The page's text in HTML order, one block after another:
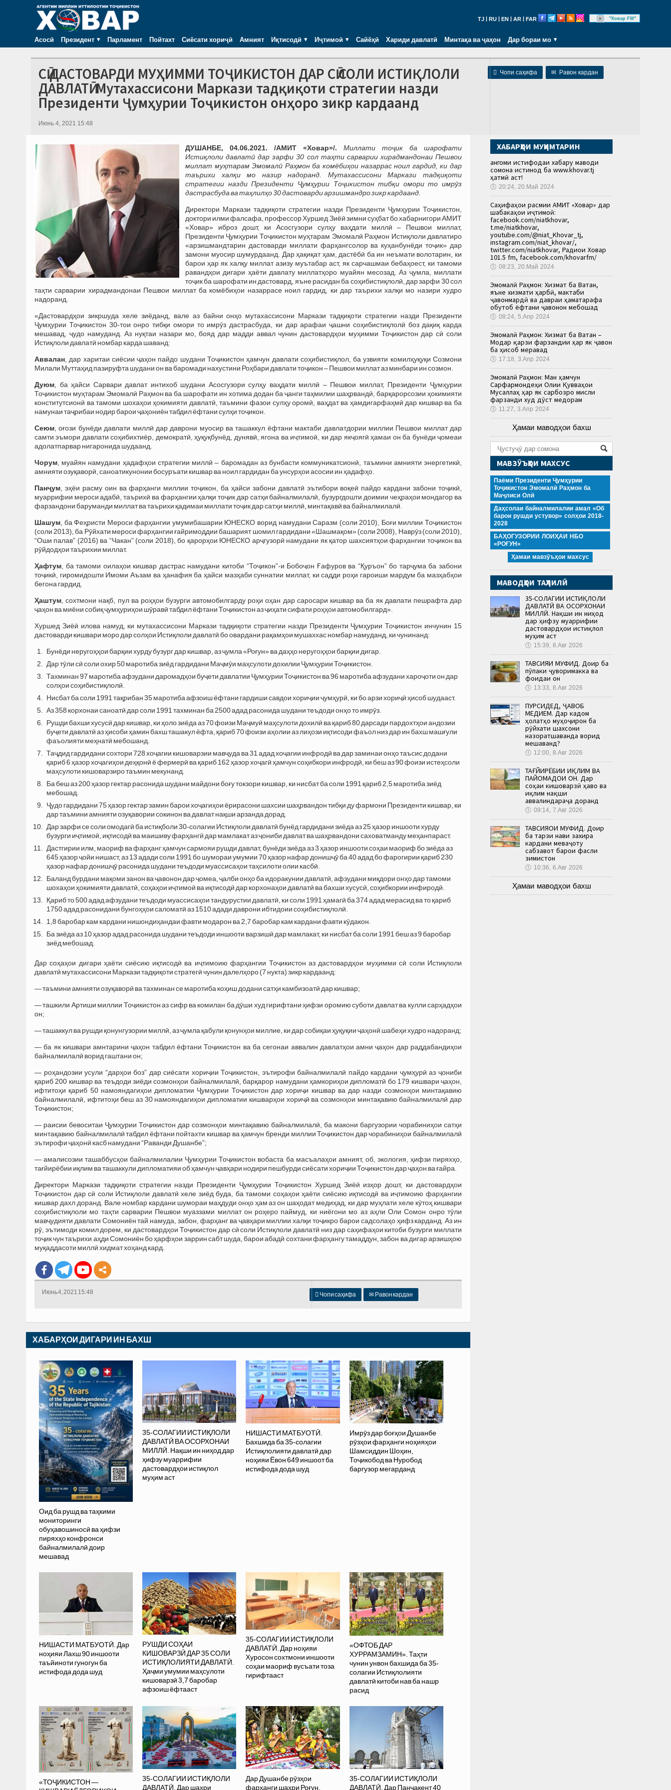
TJ RU EN AR FAR "Ховар FM"
Асосӣ Президент Парламент Пойтахт Сиёсати хориҷӣ Амният Иқтисодӣ Иҷтимоӣ Сайёҳӣ Хариди давлатӣ Минтақа ва ҷаҳон Дар бораи мо
 Чопи саҳифа ✉ Равон кардан
СӢ ДАСТОВАРДИ МУҲИММИ ТОҶИКИСТОН ДАР СӢ СОЛИ ИСТИҚЛОЛИ
ДАВЛАТӢ. Мутахассисони Маркази тадқиқоти стратегии назди
Президенти Ҷумҳурии Тоҷикистон онҳоро зикр кардаанд
Июнь 4, 2021 15:48
ДУШАНБЕ, 04.06.2021. /АМИТ «Ховар»/.
Миллати тоҷик ба шарофати
Истиқлоли давлатӣ дар зарфи 30 сол таҳти сарварии хирадмандонаи Пешвои
миллат муҳтарам Эмомалӣ Раҳмон ба комёбиҳои назаррас ноил гардид, ки дар
таърихи халқи мо назир надоранд. Мутахассисони Маркази тадқиқоти
стратегии назди Президенти Ҷумҳурии Тоҷикистон тибқи омори то имрӯз
дастрасбуда ва таҳлилҳо 30 дастоварди арзишмандро зикр кардаанд.
Директори Маркази тадқиқоти стратегии назди Президенти Ҷумҳурии Тоҷикистон,
доктори илми фалсафа, профессор Хуршед Зиёӣ зимни суҳбат бо хабарнигори АМИТ
«Ховар» иброз дошт, ки Асосгузори сулҳу ваҳдати миллӣ – Пешвои миллат,
Президенти Ҷумҳурии Тоҷикистон муҳтарам Эмомалӣ Раҳмон Истиқлоли давлатиро
«арзишмандтарин дастоварди миллати фарҳангсолор ва куҳанбунёди тоҷик» дар
замони муосир шумурдаанд. Дар ҳақиқат ҳам, дастёбӣ ба ин неъмати волотарин, ки
барои ҳар як халқу миллат азизу муътабар аст, як сарчашмаи бебаҳоест, ки тамоми
равандҳои дигари ҳаёти давлату миллатҳоро муайян месозад. Аз ҷумла, миллати
тоҷик ба шарофати ин дастовард, яъне расидан ба соҳибистиқлолӣ, дар зарфи 30 сол
таҳти сарварии хирадмандонаи Пешвои миллат ба комёбиҳои назаррасе ноил гардид, ки дар таърихи халқи мо назири худро
надоранд.
«Дастовардҳои зикршуда хеле зиёданд, вале аз байни онҳо мутахассисони Маркази тадқиқоти стратегии назди Президенти
Ҷумҳурии Тоҷикистон 30-тои онро тибқи омори то имрӯз дастрасбуда, ки дар арафаи ҷашни соҳибистиқлолӣ боз дақиқ карда
мешавад, ҷудо намуданд. Аз нуқтаи назари мо, бояд дар мадди аввал чунин дастовардҳои муҳимми Тоҷикистон дар сӣ соли
Истиқлоли давлатӣ номбар карда шаванд:
Аввалан , дар харитаи сиёсии ҷаҳон пайдо шудани Тоҷикистон ҳамчун давлати соҳибистиқлол, ба узвияти комилҳуқуқи Созмони
Милали Муттаҳид пазируфта шудани он ва баромади нахустини Роҳбари давлати тоҷикон – Пешвои миллат аз минбари ин созмон.
Дуюм , ба ҳайси Сарвари давлат интихоб шудани Асосгузори сулҳу ваҳдати миллӣ – Пешвои миллат, Президенти Ҷумҳурии
Тоҷикистон муҳтарам Эмомалӣ Раҳмон ва ба шарофати ин хотима додан ба ҷанги таҳмилии шаҳрвандӣ, барқарорсозии ҳокимияти
конститутсионӣ ва тамоми шохаҳои ҳокимияти давлатӣ, таъмини фазои сулҳу оромӣ, ваҳдат ва ҳамдигарфаҳмӣ дар кишвар ва ба
намунаи таҷрибаи нодир барои ҷаҳониён табдил ёфтани сулҳи тоҷикон.
Сеюм , оғози бунёди давлати миллӣ дар даврони муосир ва ташаккул ёфтани мактаби давлатдории миллии Пешвои миллат дар
самти эъмори давлати соҳибихтиёр, демократӣ, ҳуқуқбунёд, дунявӣ, ягона ва иҷтимоӣ, ки дар якҷоягӣ ҳамаи он ба бунёди ҷомеаи
адолатпарвар нигаронида шудаанд.
Чорум , муайян намудани ҳадафҳои стратегии миллӣ – баромадан аз бунбасти коммуникатсионӣ, таъмини амнияти энергетикӣ,
амнияти озуқаворӣ, саноатикунонии босуръати кишвар ва ноил гардидан ба унсурҳои асосии ин ҳадафҳо.
Панҷум , эҳёи расму оин ва фарҳанги миллии тоҷикон, ба ҳайси забони давлатӣ эътибори воқеӣ пайдо кардани забони тоҷикӣ,
муаррифии мероси адабӣ, таърихӣ ва фарҳангии ҳалқи тоҷик дар сатҳи байналмилалӣ, бузургдошти доимии чеҳраҳои мондагор ва
фарзандони баруманди миллат ва таърихи қадимаи миллати тоҷик дар сатҳи миллӣ, минтақавӣ ва байналмилалӣ.
Шашум , ба Феҳристи Мероси фарҳангии умумибашарии ЮНЕСКО ворид намудани Саразм (соли 2010), Боғи миллии Тоҷикистон
(соли 2013), ба Рӯйхати мероси фарҳангии ғайримоддии башарият шомил гардидани «Шашмақом» (соли 2008), Наврӯз (соли 2010),
“Оши палав” (2016) ва “Чакан” (соли 2018), бо қарорҳои ЮНЕСКО арҷгузорӣ намудани як қатор шахсиятҳои фарҳангии тоҷикон ва
рӯйдодҳои таърихии миллат.
Ҳафтум , ба тамоми оилаҳои кишвар дастрас намудани китоби “Тоҷикон”-и Бобоҷон Ғафуров ва “Қуръон” бо тарҷума ба забони
тоҷикӣ, гиромидошти Имоми Аъзам ва ҳанафия ба ҳайси мазҳаби суннатии миллат, ки садди роҳи гароиши мардум ба мазҳабҳои
бегона гардид.
Ҳаштум , сохтмони нақб, пул ва роҳҳои бузурги автомобилгарду роҳи оҳан дар саросари кишвар ва ба як давлати пешрафта дар
ҷаҳон ва миёни собиқ ҷумҳуриҳои шӯравӣ табдил ёфтани Тоҷикистон аз ҷиҳати сифати роҳҳои автомобилгард».
Хуршед Зиёӣ илова намуд, ки мутахассисони Маркази тадқиқоти стратегии назди Президенти Ҷумҳурии Тоҷикистон инчунин 15
дастоварди кишвари моро дар солҳои Истиқлоли давлатӣ бо овардани рақамҳои мушаххас номбар намуданд, ки чунинанд:
Бунёди неругоҳҳои барқии хурду бузург дар кишвар, аз ҷумла «Роғун» ва даҳҳо неругоҳҳои барқии дигар.
Дар тӯли сӣ соли охир 50 маротиба зиёд гардидани Маҷмӯи маҳсулоти дохилии Ҷумҳурии Тоҷикистон.
Тахминан 97 маротиба афзудани даромадҳои буҷети давлатии Ҷумҳурии Тоҷикистон ва 96 маротиба афзудани хароҷоти он дар
солҳои соҳибистиқлолӣ.
Нисбат ба соли 1991 тақрибан 35 маротиба афзоиш ёфтани гардиши савдои хориҷии ҷумҳурӣ, ки бо арзи хориҷӣ ҳисоб шудааст.
Аз 358 корхонаи саноатӣ дар соли 1991 тахминан ба 2500 адад расонида шудани теъдоди онҳо то имрӯз.
Рушди бахши хусусӣ дар кишвар, ки ҳоло зиёда аз 70 фоизи Маҷмуӣ маҳсулоти дохилӣ ва қариб 80 дарсади пардохтҳои андозии
буҷети давлатӣ аз ҳисоби ҳамин бахш ташакул ёфта, қариб 70 фоизи аҳолии аз лиҳози иқтисоди фаъол низ дар ин бахш машғули
фаъолияти меҳнатӣ мебошанд.
Таҷдид гардидани сохтори 728 хоҷагии кишоварзии мавҷуда ва 31 адад хоҷагии инфродӣ ва дар заминаи онҳо таъсис додани
қариб 6 ҳазор хоҷагиҳои деҳқонӣ ё фермерӣ ва қариб 162 ҳазор хоҷагӣ ҳамчун соҳибкори инфродӣ, ки беш аз 90 фоизи истеҳсоли
маҳсулоти кишоварзиро таъмин мекунанд.
Ба беш аз 200 ҳазор гектар расонида шудани майдони боғу токзори кишвар, ки нисбат ба соли 1991 қариб 2,5 маротиба зиёд
мебошад.
Ҷудо гардидани 75 ҳазор гектар замин барои хоҷагиҳои ёрирасони шахсии шаҳрвандон тибқи ду фармони Президенти кишвар, ки
дар таъмини амнияти озуқавории сокинон ва давлат нақши арзанда дорад.
Дар зарфи се соли омодагӣ ба истиқболи 30-солагии Истиқлоли давлатӣ бунёд гардидани зиёда аз 25 ҳазор иншооти хурду
бузурги иҷтимоӣ, иқтисодӣ ва маишиву фарҳангӣ дар мамлакат аз ҷониби давлат ва шаҳрвандони саховатманду меҳанпараст.
Дастгирии илм, маориф ва фарҳанг ҳамчун сармояи рушди давлат, бунёди зиёда аз 3 ҳазор иншооти соҳаи маориф бо зиёда аз
645 ҳазор ҷойи нишаст, аз 13 адади соли 1991 бо шумораи умумии 70 ҳазор нафар донишҷӯ ба 40 адад бо фарогирии қариб 230
ҳазор нафар донишҷӯ расонида шудани теъдоди муассисаҳои таҳсилоти олии касбӣ.
Баланд бурдани мақоми занон ва ҷавонон дар ҷомеа, ҷалби онҳо ба идоракунии давлатӣ, афзудани миқдори онҳо дар тамоми
шохаҳои ҳокимияти давлатӣ, соҳаҳои иҷтимоӣ ва иқтисодӣ дар корхонаҳои давлатӣ ва бахши хусусӣ, соҳибкории инфиродӣ.
Қариб то 500 адад афзудани теъдоди муассисаҳои тандурустии давлатӣ, ки соли 1991 ҳамагӣ ба 374 адад мерасид ва то қариб
1750 адад расонидани бунгоҳҳои саломатӣ аз 1510 адади даврони ибтидоии соҳибистиқлолӣ.
1,8 баробар кам кардани нишондиҳандаи фавти модарон ва 2,7 баробар кам кардани фавти кӯдакон.
Ба зиёда аз 10 ҳазор адад расонида шудани теъдоди иншооти варзишӣ дар мамлакат, ки нисбат ба соли 1991 беш аз 9 баробар
зиёд мебошад.
Дар соҳаҳои дигари ҳаёти сиёсию иқтисодӣ ва иҷтимоию фарҳангии Тоҷикистон аз дастовардҳои муҳимми сӣ соли Истиқлоли
давлатӣ мутахассисони Маркази тадқиқоти стратегӣ чунин далелҳоро (7 нукта) зикр кардаанд:
— таъмини амнияти озуқаворӣ ва тахминан се маротиба коҳиш додани сатҳи камбизоатӣ дар кишвар;
— ташкили Артиши миллии Тоҷикистон аз сифр ва комилан ба дӯши худ гирифтани ҳифзи оромию суботи давлат ва кулли сарҳадҳои
он;
— ташаккул ва рушди қонунгузории миллӣ, аз ҷумла қабули қонунҳои миллие, ки дар собиқаи ҳуқуқии ҷаҳонӣ шабеҳи худро надоранд;
— ба як кишвари амнтарини ҷаҳон табдил ёфтани Тоҷикистон ва ба сегонаи аввалин давлатҳои амни ҷаҳон дар раддабандиҳои
байналмилалӣ ворид гаштани он;
— роҳандозии усули “дарҳои боз” дар сиёсати хориҷии Тоҷикистон, эътирофи байналмилалӣ пайдо кардани ҷумҳурӣ аз ҷониби
қариб 200 кишвар ва теъдоди зиёди созмонҳои байналмилалӣ, барқарор намудани ҳамкориҳои дипломатӣ бо 179 кишвари ҷаҳон,
ифтитоҳи қариб 50 намояндагиҳои дипломатии Ҷумҳурии Тоҷикистон дар хориҷи кишвар ва дар назди созмонҳои минтақавию
байналмилалӣ, ифтитоҳи беш аз 30 намояндагиҳои дипломатии кишварҳои хориҷӣ ва созмонҳои минтақавию байналмилалӣ дар
Тоҷикистон;
— раисии бевоситаи Ҷумҳурии Тоҷикистон дар созмонҳои минтақавию байналмилалӣ, ба макони баргузории чорабиниҳои сатҳи
минтақавию байналмилалӣ табдил ёфтани пойтахти кишвар ва ҳамчун бренди миллии Тоҷикистон дар чорабиниҳои байналмилалӣ
эътирофи ҷаҳонӣ касб намудани “Раванди Душанбе”;
— амалисозии ташаббусҳои байналмилалии Ҷумҳурии Тоҷикистон вобаста ба масъалаҳои амният, об, экология, ҳифзи пиряхҳо,
тағйирёбии иқлим ва ташаккули дипломатияи об ҳамчун ҷавҳари нодири пешбурди сиёсати хориҷии Тоҷикистон дар ҷаҳон ва ғайра.
Директори Маркази тадқиқоти стратегии назди Президенти Ҷумҳурии Тоҷикистон Хуршед Зиёӣ изҳор дошт, ки дастовардҳои
Тоҷикистон дар сӣ соли Истиқлоли давлатӣ хеле зиёд буда, ба тамоми соҳаҳои ҳаёти сиёсию иқтисодӣ ва иҷтимоию фарҳангии
кишвар дахл доранд. Вале номбар кардани шумораи маҳдуди онҳо ҳам аз он шаҳодат медиҳад, ки дар муҳлати хеле кӯтоҳ кишвари
соҳибистиқлоли мо таҳти сарварии Пешвои муаззами миллат он роҳеро паймуд, ки ниёгони мо аз аҳли Оли Сомон онро тӯли
мавҷудияти давлати Сомониён тай намуда, забон, фарҳанг ва ҷавҳари миллии халқи тоҷикро барои садсолаҳо ҳифз карданд. Аз ин
рӯ, эътимоди комил дорем, ки дастовардҳои Тоҷикистон дар сӣ соли Истиқлоли давлатӣ низ дар саҳифаҳои китоби бузурги миллати
тоҷик чун таърихи аҳди Сомониён бо ҳарфҳои заррин сабт шуда, барои абадӣ сохтани фарҳангу тамаддун, забон ва дигар арзишҳою
муқаддасоти миллӣ хидмат хоҳанд кард.
 Чопи саҳифа ✉ Равон кардан
Июнь 4, 2021 15:48
ХАБАРҲОИ ДИГАРИ ИН БАХШ
Оид ба рушд ва таҳкими
мониторинги
обуҳавошиносӣ ва ҳифзи
пиряхҳо конфронси
байналмилалӣ доир
мешавад
35-СОЛАГИИ ИСТИҚЛОЛИ
ДАВЛАТӢ ВА ОСОРХОНАИ
МИЛЛӢ. Нақши ин ниҳод дар
ҳифзу муаррифии
дастовардҳои истиқлол
муҳим аст
НИШАСТИ МАТБУОТӢ.
Бахшида ба 35-солагии
Истиқлолияти давлатӣ дар
ноҳияи Ёвон 649 иншоот ба
истифода дода шуд
Имрӯз дар боғҳои Душанбе
рӯзҳои фарҳанги ноҳияҳои
Шамсиддин Шоҳин,
Тоҷикобод ва Нуробод
баргузор мегарданд
НИШАСТИ МАТБУОТӢ. Дар
ноҳияи Лахш 90 иншооти
таъйиноти гуногун ба
истифода дода шуд
РУШДИ СОҲАИ
КИШОВАРЗӢ ДАР 35 СОЛИ
ИСТИҚЛОЛИЯТИ ДАВЛАТӢ.
Ҳаҷми умумии маҳсулоти
кишоварзӣ 3,7 баробар
афзоиш ёфтааст
35-СОЛАГИИ ИСТИҚЛОЛИ
ДАВЛАТӢ. Дар ноҳияи
Хуросон сохтмони иншооти
соҳаи маориф вусъати тоза
гирифтааст
«ОФТОБ ДАР
ХУРРАМЗАМИН». Таҳти
чунин унвон бахшида ба 35-
солагии Истиқлолияти
давлатӣ китоби нав ба нашр
расид
«ТОҶИКИСТОН —
35-СОЛАГИИ ИСТИҚЛОЛИ
ДАВЛАТӢ. Дар шаҳри
Дар Душанбе рӯзҳои
фарҳанги шаҳри Роғун,
35-СОЛАГИИ ИСТИҚЛОЛИ
ДАВЛАТӢ. Дар Панҷакент 40
ХАБАРҲОИ МУҲИМТАРИН
Ҳангоми истифодаи хабару маводи
сомона истинод ба www.khovar.tj
ҳатмӣ аст!
🕔 20:24, 20.Май 2024
Саҳифаҳои расмии АМИТ «Ховар» дар
шабакаҳои иҷтимоӣ:
facebook.com/niatkhovar,
t.me/niatkhovar,
youtube.com/@niat_Khovar_tj,
instagram.com/niat_khovar/,
twitter.com/niatkhovar, Радиои Ховар
101.5 fm, facebook.com/khovarfm/
🕔 08:23, 20.Май 2024
Эмомалӣ Раҳмон: Хизмат ба Ватан,
яъне хизмати ҳарбӣ, мактаби
ҷавонмардӣ ва давраи ҳаматарафа
обутоб ёфтани ҷавонон мебошад
🕔 08:24, 5.Апр 2024
Эмомалӣ Раҳмон: Хизмат ба Ватан –
Модар қарзи фарзандии ҳар як ҷавон
ба ҳисоб меравад
🕔 17:18, 3.Апр 2024
Эмомалӣ Раҳмон: Ман ҳамчун
Сарфармондеҳи Олии Қувваҳои
Мусаллаҳ ҳар як сарбозро мисли
фарзанди худ дӯст медорам
🕔 11:27, 3.Апр 2024
Ҳамаи маводҳои бахш
МАВЗӮЪҲОИ МАХСУС
Паёми Президенти Ҷумҳурии
Тоҷикистон Эмомалӣ Раҳмон ба
Маҷлиси Олӣ
Даҳсолаи байналмилалии амал «Об
барои рушди устувор» солҳои 2018-
2028
БАҲОГУЗОРИИ ЛОИҲАИ НБО
«РОҒУН»
Ҳамаи мавзӯъҳои махсус
МАВОДҲОИ ТАҲЛИЛӢ
35-СОЛАГИИ ИСТИҚЛОЛИ
ДАВЛАТӢ ВА ОСОРХОНАИ
МИЛЛӢ. Нақши ин ниҳод
дар ҳифзу муаррифии
дастовардҳои истиқлол
муҳим аст
🕔 15:39, 8.Авг 2026
ТАВСИЯИ МУФИД. Доир ба
пӯпаки ҷуворимакка ва
фоидаи он
🕔 13:33, 8.Авг 2026
ПУРСИДЕД, ҶАВОБ
МЕДИҲЕМ. Дар кадом
ҳолатҳо муҳоҷирон ба
рӯйхати шахсони
назоратшаванда ворид
мешаванд?
🕔 12:00, 8.Авг 2026
ТАҒЙИРЁБИИ ИҚЛИМ ВА
ПАЙОМАДҲОИ ОН. Дар
соҳаи кишоварзӣ ҳаво ва
иқлим нақши
аввалиндараҷа доранд
🕔 09:14, 7.Авг 2026
ТАВСИЯҲОИ МУФИД. Доир
ба тарзи нави захира
кардани меваҷоту
сабзавот барои фасли
зимистон
🕔 10:36, 6.Авг 2026
Ҳамаи маводҳои бахш